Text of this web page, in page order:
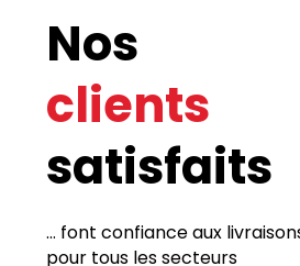
Nos
clients
satisfaits
... font confiance aux
pour tous les secteurs